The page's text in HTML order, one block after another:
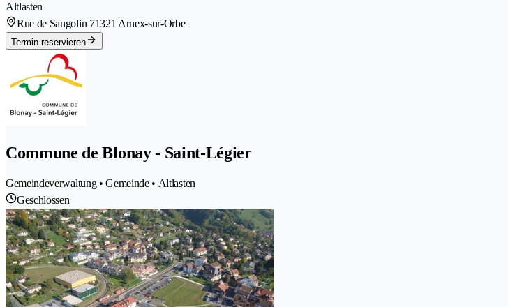
Altlasten
Rue de Sangolin 71321 Arnex-sur-Orbe
Termin reservieren
Commune de Blonay - Saint-Légier
Gemeindeverwaltung • Gemeinde • Altlasten
Geschlossen